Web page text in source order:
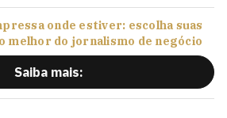
onde estiver: escolha suas
melhor do jornalismo de negócio
Saiba mais: